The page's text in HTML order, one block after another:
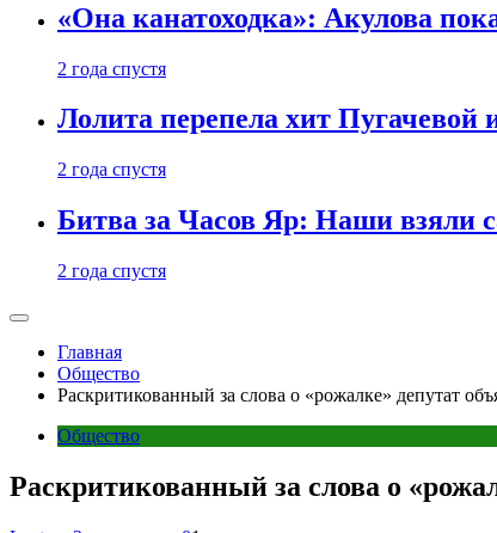
«Она канатоходка»: Акулова
2 года спустя
Лолита перепела хит Пугачевой
2 года спустя
Битва за Часов Яр: Наши взяли
2 года спустя
Главная
Общество
Раскритикованный за слова о «рожалке» депутат
Общество
Раскритикованный за слова о